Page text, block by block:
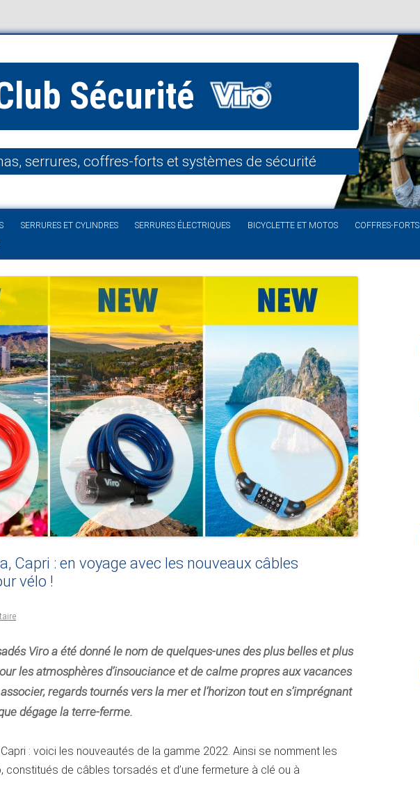
Sécurité
serrures, coffres-forts et systèmes de sécurité
SERRURES ET CYLINDRES SERRURES ÉLECTRIQUES BICYCLETTE ET MOTOS COFFRES-FORTS
Capri : en voyage avec les nouveaux câbles
vélo !
Viro a été donné le nom de quelques-unes des plus belles et plus
les atmosphères d’insouciance et de calme propres aux vacances
regards tournés vers la mer et l’horizon tout en s’imprégnant
dégage la terre-ferme.
: voici les nouveautés de la gamme 2022. Ainsi se nomment les
constitués de câbles torsadés et d’une fermeture à clé ou à